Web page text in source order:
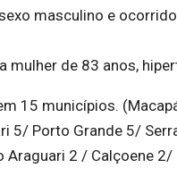
masculino e
mulher de 83 anos,
15 municípios.
5/ Porto Grande 5/
2 / Calçoene 2/